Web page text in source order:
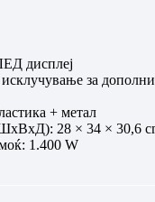
дисплеј
за
+ метал
28 × 34 × 30,6
1.400 W